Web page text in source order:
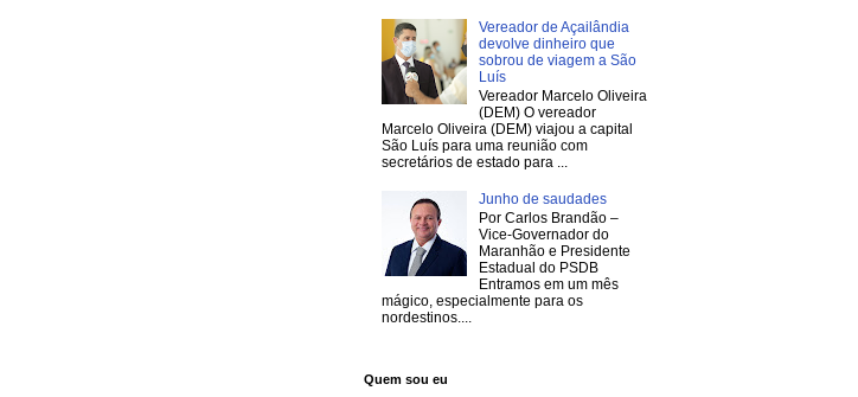
Vereador de Açailândia
devolve dinheiro que
sobrou de viagem a São
Luís
Vereador Marcelo Oliveira
(DEM) O vereador
Marcelo Oliveira (DEM) viajou a capital
São Luís para uma reunião com
secretários de estado para ...
Junho de saudades
Por Carlos Brandão –
Vice-Governador do
Maranhão e Presidente
Estadual do PSDB
Entramos em um mês
mágico, especialmente para os
nordestinos....
Quem sou eu